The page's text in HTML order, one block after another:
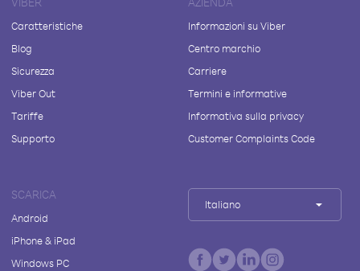
Caratteristiche
Blog
Sicurezza
Viber Out
Tariffe
Supporto
Informazioni su Viber
Centro marchio
Carriere
Termini e informative
Informativa sulla privacy
Customer Complaints Code
SCARICA
Android
iPhone & iPad
Windows PC
Italiano